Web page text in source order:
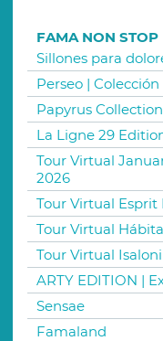
FAMA NON STOP
Sillones para
Perseo |
Papyrus Collection
La Ligne 29
Tour Virtual
2026
Tour Virtual Esprit
Tour Virtual
Tour Virtual
ARTY EDITION |
Sensae
Famaland